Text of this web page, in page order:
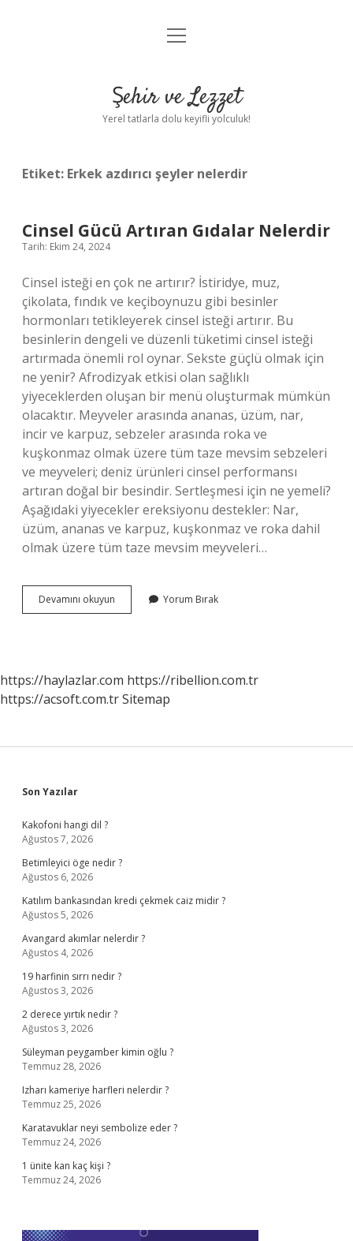
Anasayfa
Yasal Uyarı
menüyü
Şehir ve Lezzet
Yerel tatlarla dolu keyifli yolculuk!
Etiket: Erkek azdırıcı şeyler nelerdir
Cinsel Gücü Artıran Gıdalar Nelerdir
Tarih: Ekim 24, 2024
Cinsel isteği en çok ne artırır? İstiridye, muz,
çikolata, fındık ve keçiboynuzu gibi besinler
hormonları tetikleyerek cinsel isteği artırır. Bu
besinlerin dengeli ve düzenli tüketimi cinsel isteği
artırmada önemli rol oynar. Sekste güçlü olmak için
ne yenir? Afrodizyak etkisi olan sağlıklı
yiyeceklerden oluşan bir menü oluşturmak mümkün
olacaktır. Meyveler arasında ananas, üzüm, nar,
incir ve karpuz, sebzeler arasında roka ve
kuşkonmaz olmak üzere tüm taze mevsim sebzeleri
ve meyveleri; deniz ürünleri cinsel performansı
artıran doğal bir besindir. Sertleşmesi için ne yemeli?
Aşağıdaki yiyecekler ereksiyonu destekler: Nar,
üzüm, ananas ve karpuz, kuşkonmaz ve roka dahil
olmak üzere tüm taze mevsim meyveleri…
Devamını okuyun
Gücü
Yorum Bırak
https://haylazlar.com https://ribellion.com.tr
https://acsoft.com.trSitemap
Sidebar
Son Yazılar
Kakofoni hangi dil ?
Ağustos 7, 2026
Betimleyici öge nedir ?
Ağustos 6, 2026
Katılım bankasından kredi çekmek caiz midir ?
Ağustos 5, 2026
Avangard akımlar nelerdir ?
Ağustos 4, 2026
19 harfinin sırrı nedir ?
Ağustos 3, 2026
2 derece yırtık nedir ?
Ağustos 3, 2026
Süleyman peygamber kimin oğlu ?
Temmuz 28, 2026
Izharı kameriye harfleri nelerdir ?
Temmuz 25, 2026
Karatavuklar neyi sembolize eder ?
Temmuz 24, 2026
1 ünite kan kaç kişi ?
Temmuz 24, 2026